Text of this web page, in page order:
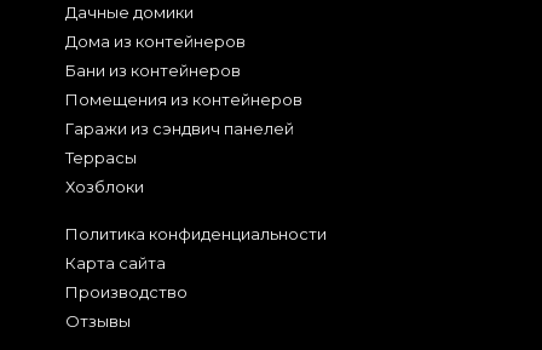
Дачные домики
Дома из контейнеров
Бани из контейнеров
Помещения из контейнеров
Гаражи из сэндвич панелей
Террасы
Хозблоки
Политика конфиденциальности
Карта сайта
Производство
Отзывы